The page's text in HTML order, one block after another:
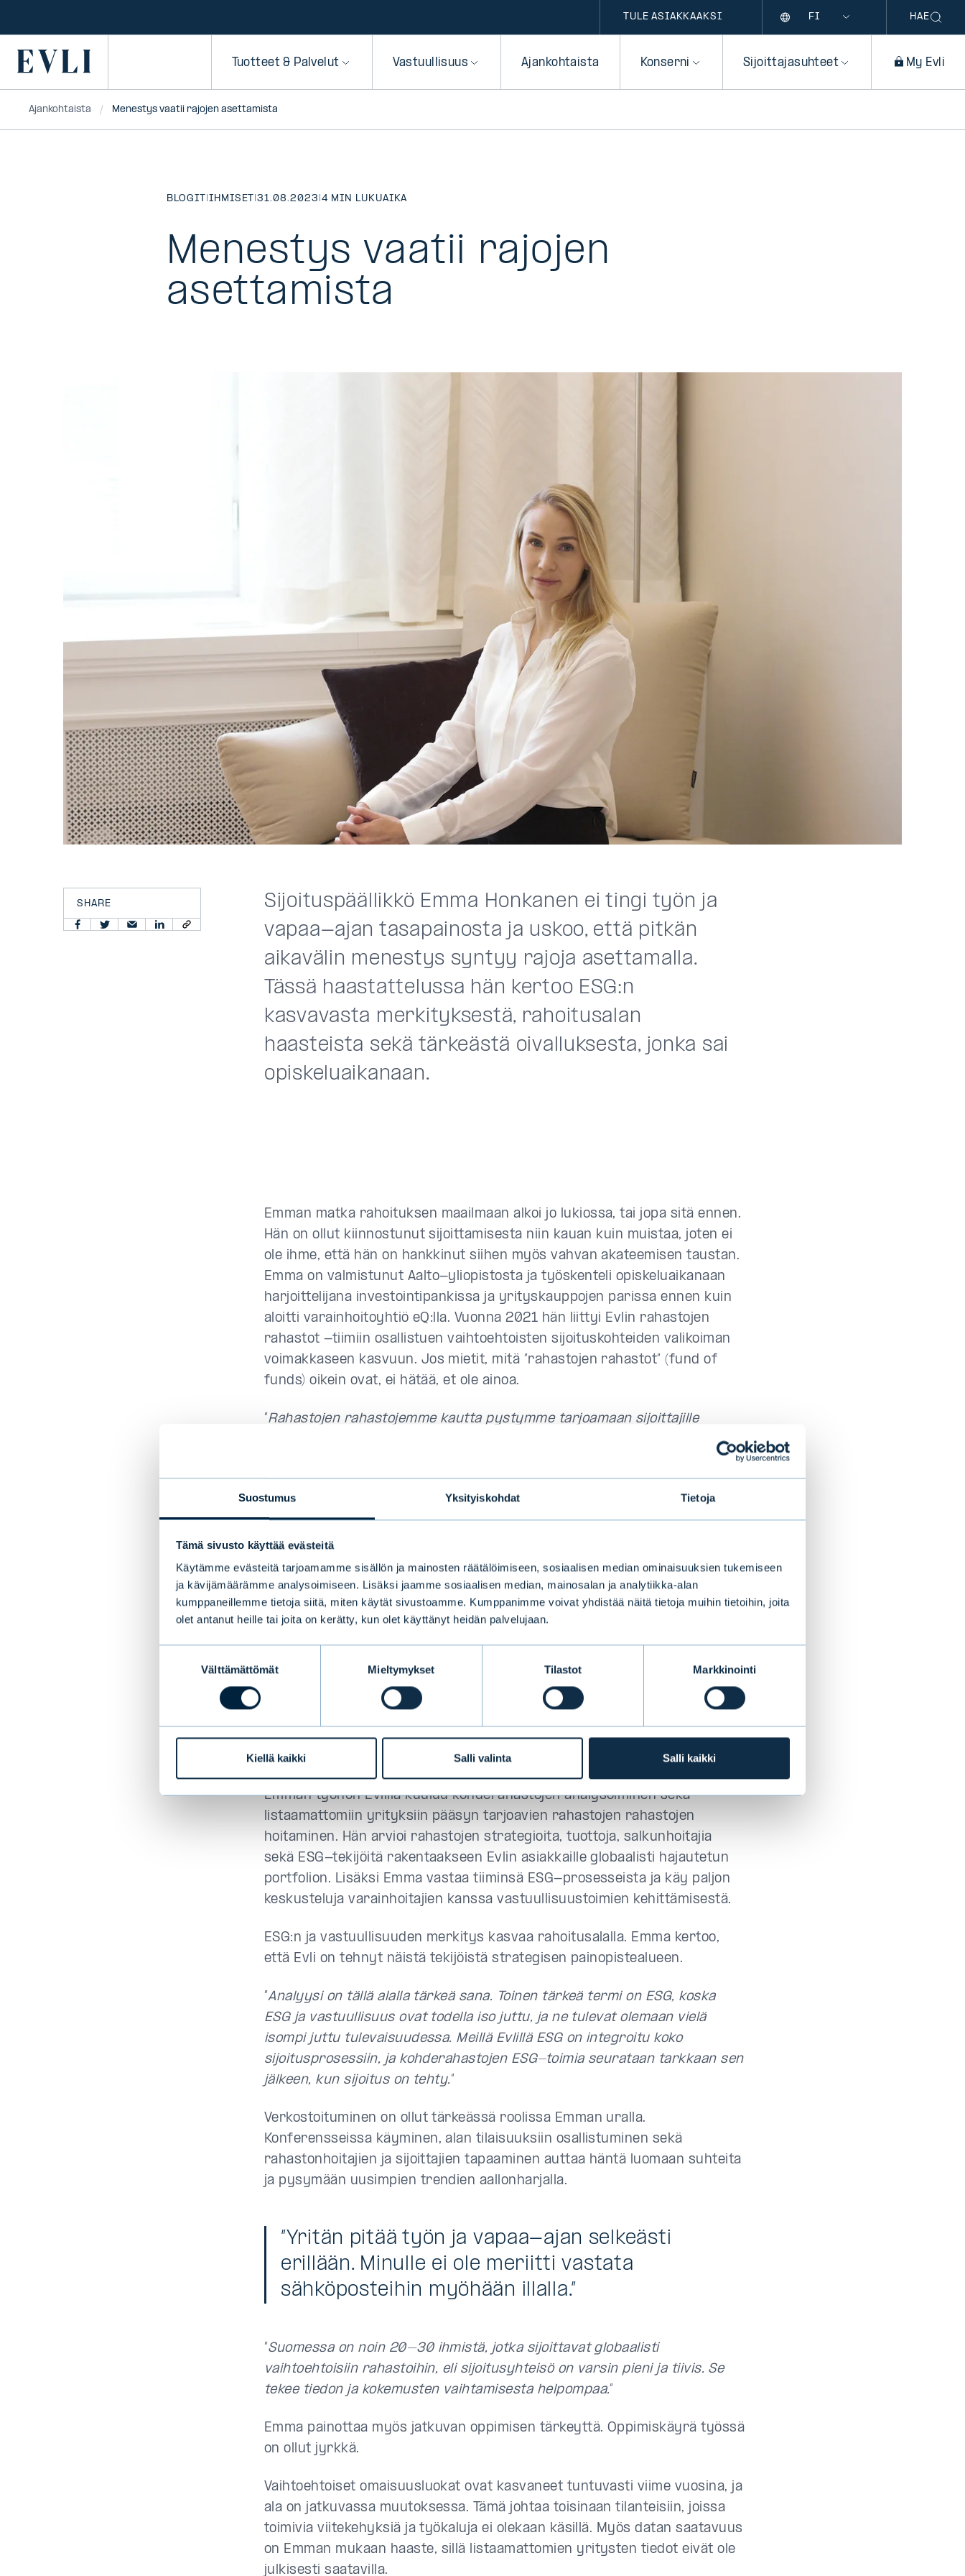
Suostumus Yksityiskohdat Tietoja
Tämä sivusto käyttää evästeitä
Käytämme evästeitä tarjoamamme sisällön ja mainosten räätälöimiseen, sosiaalisen median ominaisuuksien tukemiseen
ja kävijämäärämme analysoimiseen. Lisäksi jaamme sosiaalisen median, mainosalan ja analytiikka-alan
kumppaneillemme tietoja siitä, miten käytät sivustoamme. Kumppanimme voivat yhdistää näitä tietoja muihin tietoihin, joita
olet antanut heille tai joita on kerätty, kun olet käyttänyt heidän palvelujaan.
Välttämättömät Mieltymykset Tilastot Markkinointi
Kiellä kaikki Salli valinta Salli kaikki
TULE ASIAKKAAKSI HAE
Primary Tuotteet & Palvelut Vastuullisuus Ajankohtaista Konserni Sijoittajasuhteet My Evli
Ajankohtaista Menestys vaatii rajojen asettamista
BLOGIT |IHMISET |31.08.2023 |4 MIN LUKUAIKA
Menestys vaatii rajojen
asettamista
SHARE
Sijoituspäällikkö Emma Honkanen ei tingi työn ja
vapaa-ajan tasapainosta ja uskoo, että pitkän
aikavälin menestys syntyy rajoja asettamalla.
Tässä haastattelussa hän kertoo ESG:n
kasvavasta merkityksestä, rahoitusalan
haasteista sekä tärkeästä oivalluksesta, jonka sai
opiskeluaikanaan.
Emman matka rahoituksen maailmaan alkoi jo lukiossa, tai jopa sitä ennen.
Hän on ollut kiinnostunut sijoittamisesta niin kauan kuin muistaa, joten ei
ole ihme, että hän on hankkinut siihen myös vahvan akateemisen taustan.
Emma on valmistunut Aalto-yliopistosta ja työskenteli opiskeluaikanaan
harjoittelijana investointipankissa ja yrityskauppojen parissa ennen kuin
aloitti varainhoitoyhtiö eQ:lla. Vuonna 2021 hän liittyi Evlin rahastojen
rahastot -tiimiin osallistuen vaihtoehtoisten sijoituskohteiden valikoiman
voimakkaseen kasvuun. Jos mietit, mitä ”rahastojen rahastot” (fund of
funds) oikein ovat, ei hätää, et ole ainoa.
”Rahastojen rahastojemme kautta pystymme tarjoamaan sijoittajille
Tiimimme sijoittaa useisiin rahastoihin, jotka puolestaan sijoittavat
listaamattomiin yrityksiin. Näin sijoitussalkkuun saadaan yrityksiä, joihin
sijoittajat eivät pääse käsiksi pörssin kautta”, Emma selventää.
Päätös siirtyä Evlille oli Emmalle helppo, sillä tilaisuus oli ainutlaatuinen.
Alalla on harvoin avoimia työpaikkoja, etenkään Suomessa. Lisäksi Emmalla
oli hyvä tietämys tulevasta tiimistään tiiviiden verkostojensa ansiosta.
”Tilanne oli mielenkiintoinen, sillä tiimiä oltiin vasta rakentamassa. Kävi ilmi,
että tunsin monet tiimin jäsenet jo entuudestaan. Sijoittajapiirit Suomessa
ovat pienet, joten tiesin, että tiimi on todella korkeatasoinen
Analyysi on kaiken perusta – vai onko?
Emman työhön Evlillä kuuluu kohderahastojen analysoiminen sekä
listaamattomiin yrityksiin pääsyn tarjoavien rahastojen rahastojen
hoitaminen. Hän arvioi rahastojen strategioita, tuottoja, salkunhoitajia
sekä ESG-tekijöitä rakentaakseen Evlin asiakkaille globaalisti hajautetun
portfolion. Lisäksi Emma vastaa tiiminsä ESG-prosesseista ja käy paljon
keskusteluja varainhoitajien kanssa vastuullisuustoimien kehittämisestä.
ESG:n ja vastuullisuuden merkitys kasvaa rahoitusalalla. Emma kertoo,
että Evli on tehnyt näistä tekijöistä strategisen painopistealueen.
”Analyysi on tällä alalla tärkeä sana. Toinen tärkeä termi on ESG, koska
ESG ja vastuullisuus ovat todella iso juttu, ja ne tulevat olemaan vielä
isompi juttu tulevaisuudessa. Meillä Evlillä ESG on integroitu koko
sijoitusprosessiin, ja kohderahastojen ESG-toimia seurataan tarkkaan sen
jälkeen, kun sijoitus on tehty.”
Verkostoituminen on ollut tärkeässä roolissa Emman uralla.
Konferensseissa käyminen, alan tilaisuuksiin osallistuminen sekä
rahastonhoitajien ja sijoittajien tapaaminen auttaa häntä luomaan suhteita
ja pysymään uusimpien trendien aallonharjalla.
”Yritän pitää työn ja vapaa-ajan selkeästi
erillään. Minulle ei ole meriitti vastata
sähköposteihin myöhään illalla.”
”Suomessa on noin 20–30 ihmistä, jotka sijoittavat globaalisti
vaihtoehtoisiin rahastoihin, eli sijoitusyhteisö on varsin pieni ja tiivis. Se
tekee tiedon ja kokemusten vaihtamisesta helpompaa.”
Emma painottaa myös jatkuvan oppimisen tärkeyttä. Oppimiskäyrä työssä
on ollut jyrkkä.
Vaihtoehtoiset omaisuusluokat ovat kasvaneet tuntuvasti viime vuosina, ja
ala on jatkuvassa muutoksessa. Tämä johtaa toisinaan tilanteisiin, joissa
toimivia viitekehyksiä ja työkaluja ei olekaan käsillä. Myös datan saatavuus
on Emman mukaan haaste, sillä listaamattomien yritysten tiedot eivät ole
julkisesti saatavilla.